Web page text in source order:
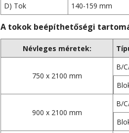
D) Tok
140-159 mm
A tokok beépíthetőségi
Névleges méretek:
750 x 2100 mm
B/
900 x 2100 mm
B/